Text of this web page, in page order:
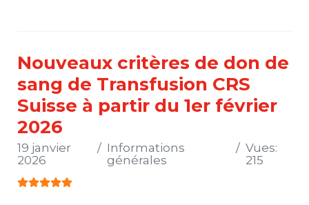
Nouveaux critères de don de
sang de Transfusion CRS
Suisse à partir du 1er février
2026
Informations
générales
19 janvier
2026
Vues:
215
Vote utilisateur: